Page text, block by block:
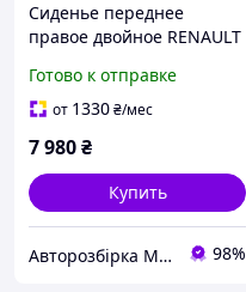
Сиденье переднее
правое двойное RENAULT
ТРАФИК) (861019770R,
873110023R, 873120822R,
Готово к отправке
от 1330₴/мес
7 980₴
Купить
Авторозбірка Мікроавтобусів 98%